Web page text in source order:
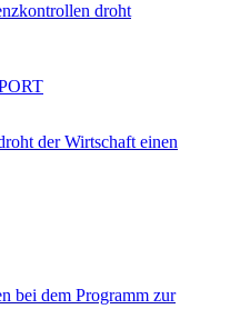
droht
der Wirtschaft einen
bei dem Programm zur